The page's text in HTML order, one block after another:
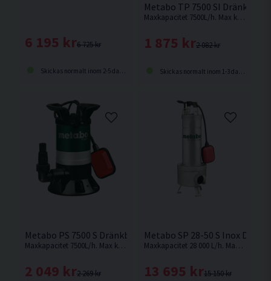
6 725 kr
6 195 kr
Skickas normalt inom 2-5 dagar
Metabo TP 7500 SI Dränkbar
Maxkapacitet 7500L/h. Max kornstorlek 5mm. Dränkpump för rent vatten från Metabo
2 082 kr
1 875 kr
Skickas normalt inom 1-3 dagar
Metabo PS 7500 S Dränkbar Pump för Smutsigt Vatten
Maxkapacitet 7500L/h. Max kornstorlek 30mm. Dränkpump för smutsigt vatten från Metabo
2 269 kr
2 049 kr
Metabo SP 28-50 S Inox
Maxkapacitet 28 000 L/h. Max kornstorlek 50mm. Dränkpump för smutsigt vatten från Metabo
15 150 kr
13 695 kr